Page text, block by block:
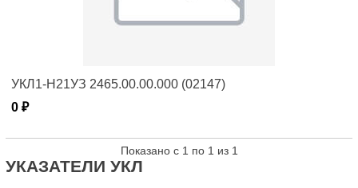
УКЛ1-Н21УЗ 2465.00.00.000 (02147)
0 ₽
Показано с 1 по 1 из 1
УКАЗАТЕЛИ УКЛ